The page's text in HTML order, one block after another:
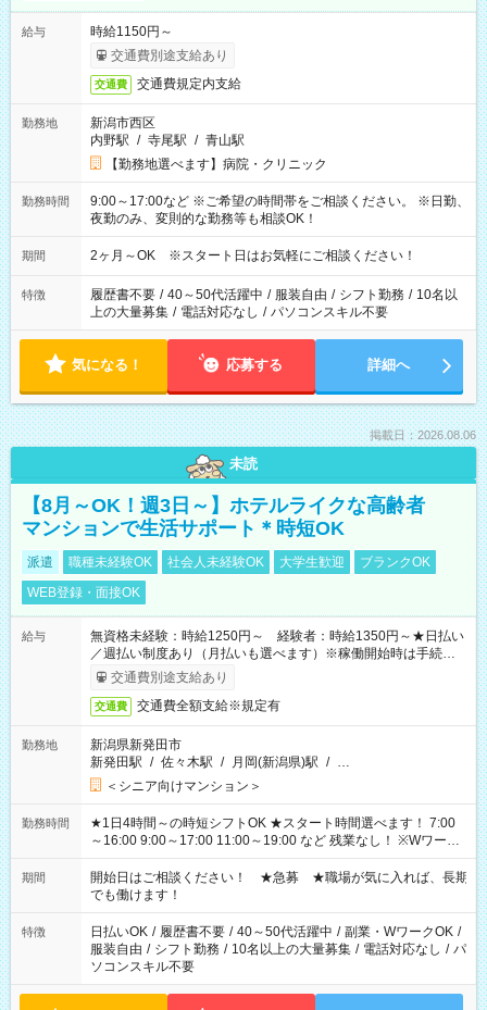
給与
時給1150円～
交通費別途支給あり
交通費 交通費規定内支給
勤務地
新潟市西区
内野駅 / 寺尾駅 / 青山駅
【勤務地選べます】病院・クリニック
勤務時間
9:00～17:00など ※ご希望の時間帯をご相談ください。 ※日勤、
夜勤のみ、変則的な勤務等も相談OK！
期間 2ヶ月～OK ※スタート日はお気軽にご相談ください！
特徴 履歴書不要 / 40～50代活躍中 / 服装自由 / シフト勤務 / 10名以
上の大量募集 / 電話対応なし / パソコンスキル不要
気になる！ 応募する 詳細へ
掲載日：2026.08.06
未読
【8月～OK！週3日～】ホテルライクな高齢者
マンションで生活サポート＊時短OK
派遣 職種未経験OK 社会人未経験OK 大学生歓迎
ブランクOK
WEB登録・面接OK
給与
無資格未経験：時給1250円～ 経験者：時給1350円～★日払い
／週払い制度あり（月払いも選べます）※稼働開始時は手続き完
了次第のお支払いとなります。
交通費別途支給あり
交通費 交通費全額支給※規定有
勤務地
新潟県新発田市
新発田駅 / 佐々木駅 / 月岡(新潟県)駅 / …
＜シニア向けマンション＞
勤務時間
★1日4時間～の時短シフトOK ★スタート時間選べます！ 7:00
～16:00 9:00～17:00 11:00～19:00 など 残業なし！ ※Wワーク
の場合、他のお仕事と合わせ週40時間超の就業はご案内できま
せん ※法令に基づき、週20時間以上勤務は社会保険への加入対
象となります ※労働者派遣法（日雇い派遣の原則禁止）によ
り、短時間・短期間の就業はご案内が難しい場合があります
期間
開始日はご相談ください！ ★急募 ★職場が気に入れば、長期
でも働けます！
特徴 日払いOK / 履歴書不要 / 40～50代活躍中 / 副業・WワークOK /
服装自由 / シフト勤務 / 10名以上の大量募集 / 電話対応なし / パ
ソコンスキル不要